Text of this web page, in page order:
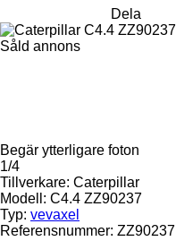
Dela
Såld annons
Begär ytterligare foton
1/4
Tillverkare: Caterpillar
Modell: C4.4 ZZ90237
Typ: vevaxel
Referensnummer: ZZ90237